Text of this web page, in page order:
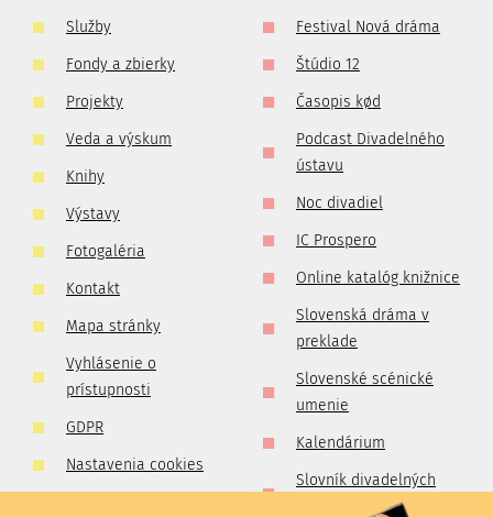
Služby
Fondy a zbierky
Projekty
Veda a výskum
Knihy
Výstavy
Fotogaléria
Kontakt
Mapa stránky
Vyhlásenie o
prístupnosti
GDPR
Nastavenia cookies
Festival Nová dráma
Štúdio 12
Časopis kød
Podcast Divadelného
ústavu
Noc divadiel
IC Prospero
Online katalóg knižnice
Slovenská dráma v
preklade
Slovenské scénické
umenie
Kalendárium
Slovník divadelných
kritikov a publicistov